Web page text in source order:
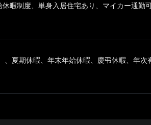
暇制度、単身入居住宅あり、マイカー通勤
夏期休暇、年末年始休暇、慶弔休暇、年次